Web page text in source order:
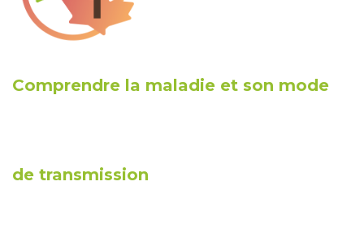
Comprendre la maladie et son mode
de transmission